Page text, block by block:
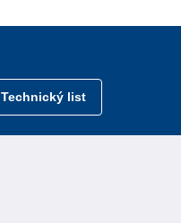
Technický list